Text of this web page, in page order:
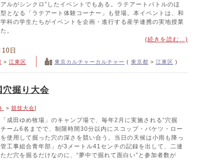
ルがシンクロ”したイベントでもある。ラテアートバトルのほ
となる「ラテアート体験コーナー」も登場。本イベントは、和
科の学生たちがイベントを企画・進行する産学連携の実地授業
。
(続きを読む…)
日
> 江東区 東京カルチャーカルチャー ( 東京都 > 江東区 )
穴掘り大会
> 競技大会]
成田ゆめ牧場」のキャンプ場で、毎年2月に実施される“穴掘
ーム6名までで、制限時間30分以内にスコップ・バケツ・ロー
使用して掘った穴の深さを競い合う。当日の天候は小雨も降っ
工事組合青年部」が3メートル41センチの記録を出して、二連
だ穴を掘るだけなのに、“夢中で掘れて面白い”と参加者数が